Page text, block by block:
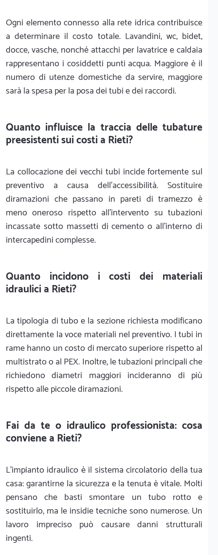
Ogni elemento connesso alla rete idrica contribuisce
a determinare il costo totale. Lavandini, wc, bidet,
docce, vasche, nonché attacchi per lavatrice e caldaia
rappresentano i cosiddetti punti acqua. Maggiore è il
numero di utenze domestiche da servire, maggiore
sarà la spesa per la posa dei tubi e dei raccordi.
Quanto influisce la traccia delle tubature
preesistenti sui costi a Rieti?
La collocazione dei vecchi tubi incide fortemente sul
preventivo a causa dell'accessibilità. Sostituire
diramazioni che passano in pareti di tramezzo è
meno oneroso rispetto all'intervento su tubazioni
incassate sotto massetti di cemento o all'interno di
intercapedini complesse.
Quanto incidono i costi dei materiali
idraulici a Rieti?
La tipologia di tubo e la sezione richiesta modificano
direttamente la voce materiali nel preventivo. I tubi in
rame hanno un costo di mercato superiore rispetto al
multistrato o al PEX. Inoltre, le tubazioni principali che
richiedono diametri maggiori incideranno di più
rispetto alle piccole diramazioni.
Fai da te o idraulico professionista: cosa
conviene a Rieti?
L'impianto idraulico è il sistema circolatorio della tua
casa: garantirne la sicurezza e la tenuta è vitale. Molti
pensano che basti smontare un tubo rotto e
sostituirlo, ma le insidie tecniche sono numerose. Un
lavoro impreciso può causare danni strutturali
ingenti.